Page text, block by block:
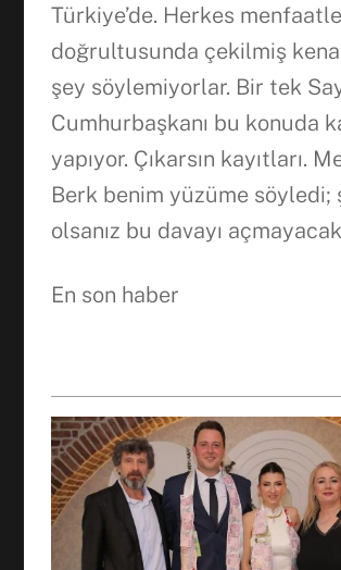
Türkiye’de. Herkes
doğrultusunda çekilmiş
şey söylemiyorlar. Bir tek
Cumhurbaşkanı bu konuda
yapıyor. Çıkarsın kayıtları.
Berk benim yüzüme söyledi;
olsanız bu davayı
En son haber